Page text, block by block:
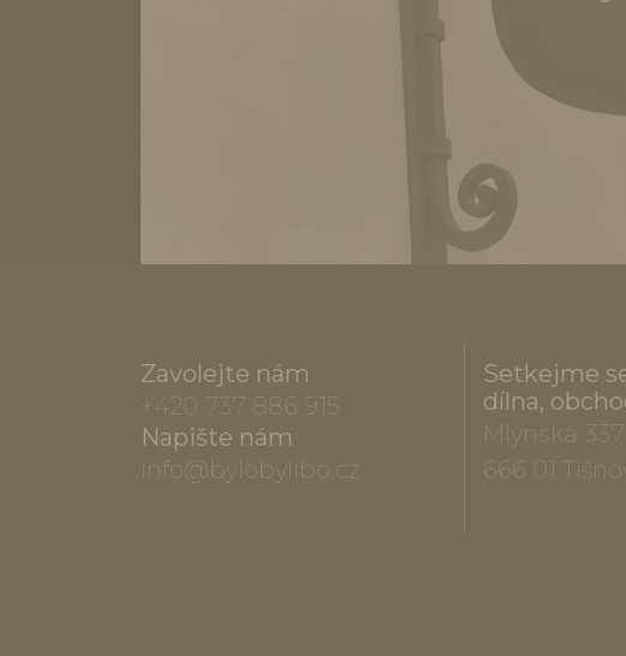
Zavolejte nám
+420 737 886 915
Napište nám
info@bylobylibo.cz
Setkejme
dílna,
Mlýnská 337
666 01 Tišnov